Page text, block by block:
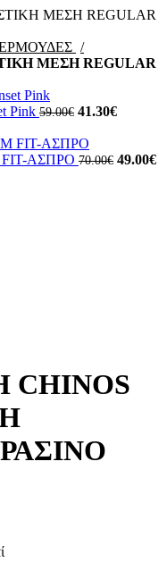
ΜΕΣΗ REGULAR
Pink 59.00€ Original
was:
59.00€.
41.30€Η
είναι:
ΑΣΠΡΟ 70.00€ Original
49.00€Η